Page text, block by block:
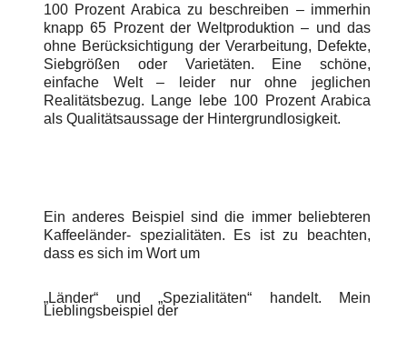
100 Prozent Arabica zu beschreiben – immerhin
knapp 65 Prozent der Weltproduktion – und das
ohne Berücksichtigung der Verarbeitung, Defekte,
Siebgrößen oder Varietäten. Eine schöne,
einfache Welt – leider nur ohne jeglichen
Realitätsbezug. Lange lebe 100 Prozent Arabica
als Qualitätsaussage der Hintergrundlosigkeit.
Ein anderes Beispiel sind die immer beliebteren
Kaffeeländer- spezialitäten. Es ist zu beachten,
dass es sich im Wort um
„Länder“ und „Spezialitäten“ handelt. Mein
Lieblingsbeispiel der